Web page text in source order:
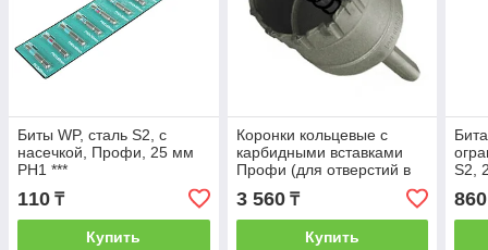
Биты WP, сталь S2, с
насечкой, Профи, 25 мм
PH1 ***
110 ₸
Купить
Коронки кольцевые с
карбидными вставками
Профи (для отверстий в
нержавеющей стали до 2
мм) 20мм
3 560₸
Купить
S2,
860